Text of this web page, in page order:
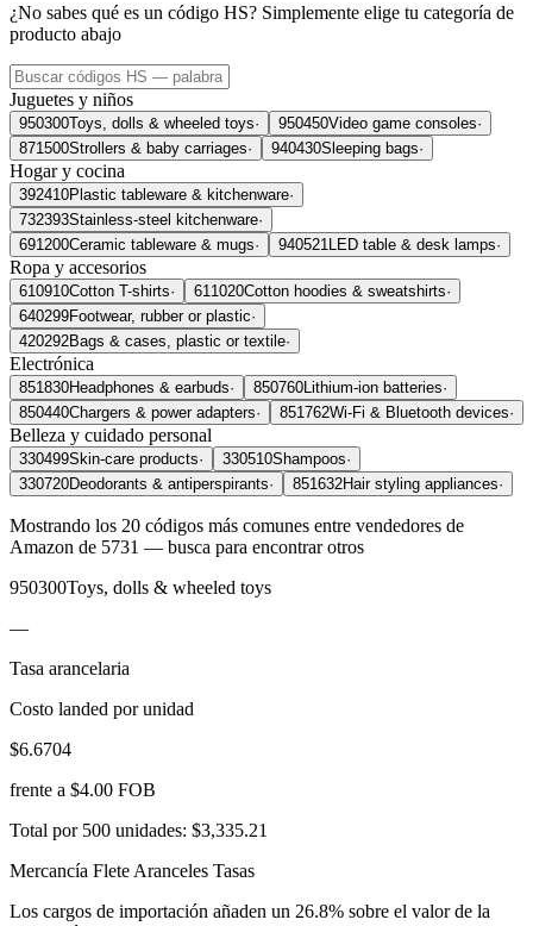
¿No sabes qué es un código HS? Simplemente elige tu categoría de
producto abajo
Juguetes y niños
950300Toys, dolls & wheeled toys· 950450Video game consoles·
871500Strollers & baby carriages· 940430Sleeping bags·
Hogar y cocina
392410Plastic tableware & kitchenware·
732393Stainless-steel kitchenware·
691200Ceramic tableware & mugs· 940521 LED table & desk lamps·
Ropa y accesorios
610910Cotton T-shirts· 611020Cotton hoodies & sweatshirts·
640299Footwear, rubber or plastic·
420292Bags & cases, plastic or textile·
Electrónica
851830Headphones & earbuds· 850760 Lithium-ion batteries·
850440Chargers & power adapters· 851762Wi-Fi & Bluetooth devices·
Belleza y cuidado personal
330499Skin-care products· 330510Shampoos·
330720Deodorants & antiperspirants· 851632Hair styling appliances·
Mostrando los 20 códigos más comunes entre vendedores de
Amazon de 5731 — busca para encontrar otros
950300Toys, dolls & wheeled toys
—
Tasa arancelaria
Costo landed por unidad
$6.6704
frente a $4.00 FOB
Total por 500 unidades: $3,335.21
Mercancía Flete Aranceles Tasas
Los cargos de importación añaden un 26.8% sobre el valor de la